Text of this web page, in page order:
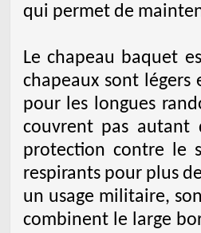
qui permet de
Le chapeau baquet
chapeaux sont
pour les longues
couvrent pas
protection contre le
respirants pour plus
un usage militaire,
combinent le large